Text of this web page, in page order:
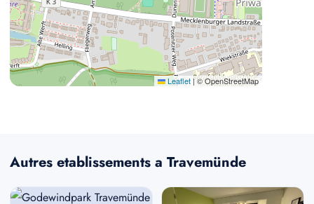
Leaflet|© OpenStreetMap
Autres etablissements a Travemünde